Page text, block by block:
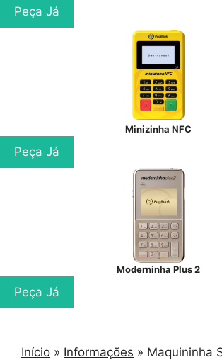
Peça Já
Minizinha NFC
Peça Já
Moderninha Plus 2
Peça Já
Início » Informações » Maquininha